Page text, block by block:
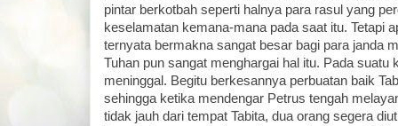
pintar berkotbah seperti halnya para rasul yang
keselamatan kemana-mana pada saat itu. Tetapi
ternyata bermakna sangat besar bagi para janda
Tuhan pun sangat menghargai hal itu. Pada suatu
meninggal. Begitu berkesannya perbuatan baik
sehingga ketika mendengar Petrus tengah
tidak jauh dari tempat Tabita, dua orang segera